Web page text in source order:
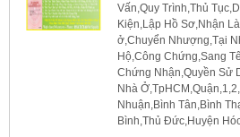
Vấn,Quy Trình,Thủ
Kiện,Lập Hồ Sơ,Nhận
ở,Chuyển Nhượng,Tại
Hộ,Công Chứng,Sang
Chứng Nhận,Quyền Sử
Nhà
Nhuận,Bình Tân,Bình
Bình,Thủ Đức,Huyện